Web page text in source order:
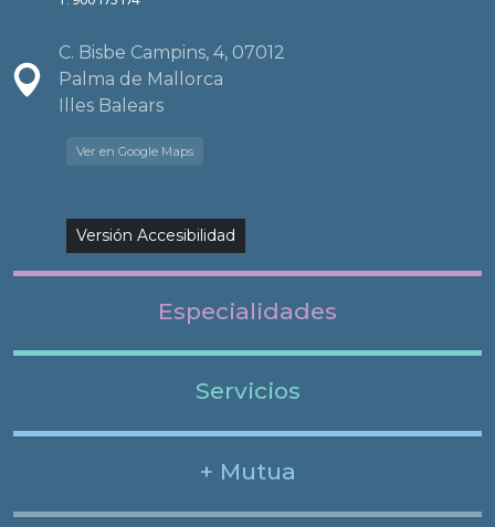
C. Bisbe Campins, 4, 07012
Palma de Mallorca
Illes Balears
Ver en Google Maps
Versión Accesibilidad
Especialidades
Servicios
+ Mutua